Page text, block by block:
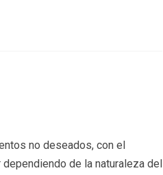
no deseados, con el
de la naturaleza del